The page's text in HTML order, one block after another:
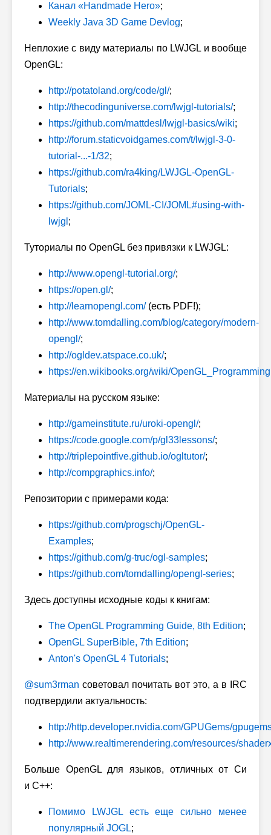
Канал «Handmade Hero»;
Weekly Java 3D Game Devlog;
Неплохие с виду материалы по LWJGL и вообще
OpenGL:
http://potatoland.org/code/gl/;
http://thecodinguniverse.com/lwjgl-tutorials/;
https://github.com/mattdesl/lwjgl-basics/wiki;
http://forum.staticvoidgames.com/t/lwjgl-3-0-
tutorial-...-1/32;
https://github.com/ra4king/LWJGL-OpenGL-
Tutorials;
https://github.com/JOML-CI/JOML#using-with-
lwjgl ;
Туториалы по OpenGL без привязки к LWJGL:
http://www.opengl-tutorial.org/;
https://open.gl/;
http://learnopengl.com/(есть PDF!);
http://www.tomdalling.com/blog/category/modern-
opengl/;
http://ogldev.atspace.co.uk/;
https://en.wikibooks.org/wiki/OpenGL_Programming
Материалы на русском языке:
http://gameinstitute.ru/uroki-opengl/;
https://code.google.com/p/gl33lessons/;
http://triplepointfive.github.io/ogltutor/;
http://compgraphics.info/;
Репозитории с примерами кода:
https://github.com/progschj/OpenGL-
Examples;
https://github.com/g-truc/ogl-samples;
https://github.com/tomdalling/opengl-series;
Здесь доступны исходные коды к книгам:
The OpenGL Programming Guide, 8th Edition;
OpenGL SuperBible, 7th Edition;
Anton's OpenGL 4 Tutorials;
@sum3rman советовал почитать вот это, а в IRC
подтвердили актуальность:
http://http.developer.nvidia.com/GPUGems/
http://www.realtimerendering.com/resources/
Больше OpenGL для языков, отличных от Си
и C++:
Помимо LWJGL есть еще сильно менее
популярный JOGL;